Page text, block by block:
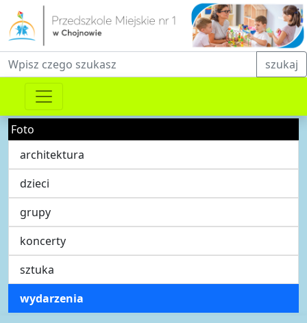
Fraza do wyszukiwania szukaj
Foto
architektura
dzieci
grupy
koncerty
sztuka
wydarzenia